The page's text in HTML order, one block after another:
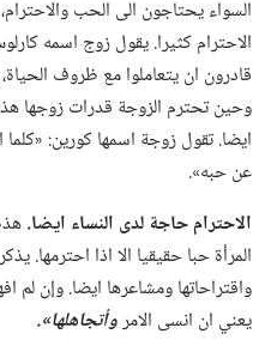
السواء يحتاجون الى الحب
الاحترام كثيرا.‏ يقول زوج اسمه
قادرون ان يتعاملوا مع ظروف الحياة،‏
وحين تحترم الزوجة قدرات زوجها
ايضا.‏ تقول زوجة اسمها كورين:‏
عن حبه».‏
الاحترام حاجة لدى النساء ايضا.‏
المرأة حبا حقيقيا الا اذا احترمها.‏
واقتراحاتها ومشاعرها ايضا.‏ وإن لم
يعني ان انسى الامروأتجاهلها».‏